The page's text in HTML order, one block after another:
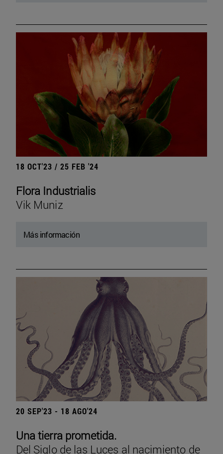
18 OCT'23 / 25 FEB '24
Flora Industrialis
Vik Muniz
Más información
20 SEP'23 - 18 AGO'24
Una tierra prometida.
Del Siglo de las Luces al nacimiento de